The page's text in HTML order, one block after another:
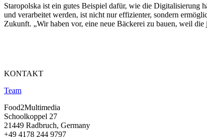
Staropolska ist ein gutes Beispiel dafür, wie die Digitalisierung
und verarbeitet werden, ist nicht nur effizienter, sondern
Zukunft. „Wir haben vor, eine neue Bäckerei zu bauen, weil
KONTAKT
Team
Food2Multimedia
Schoolkoppel 27
21449 Radbruch, Germany
+49 4178 244 9797